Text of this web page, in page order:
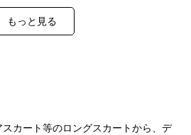
もっと見る
カート等のロングスカートから、デ